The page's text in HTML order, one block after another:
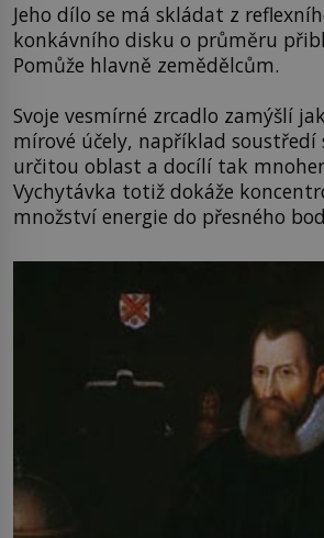
Jeho dílo se má skládat z
konkávního disku o průměru
Pomůže hlavně zemědělcům.
Svoje vesmírné zrcadlo zamýšlí
mírové účely, například soustředí
určitou oblast a docílí tak
Vychytávka totiž dokáže
množství energie do přesného